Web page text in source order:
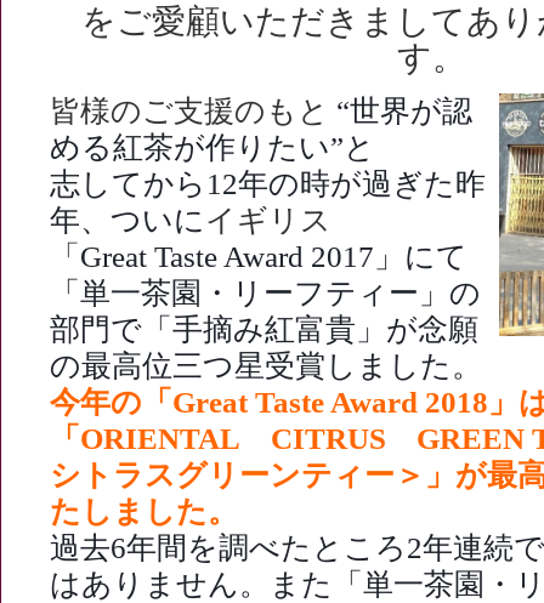
をご愛顧いただきましてあ
す。
皆様のご支援のもと “世界が認
める紅茶が作りたい”と
志してから 12年の時が過ぎた昨
年、ついに イギリス
「 Great Taste Award 2017 」 にて
「単一茶園・ リーフティー」の
部門で 「手摘み紅富貴」が念願
の最高位三つ星受賞しました。
今年の「 Great Taste Award 2018 」
「 ORIENTAL CITRUS
GREEN
シトラスグリーンティー＞」が最
たしました。
過去6年間を調べたところ2年連続
はありません。また
「単一茶園・